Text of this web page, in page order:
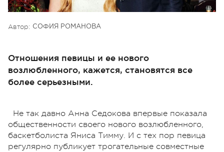
Автор: СОФИЯ РОМАНОВА
Отношения певицы и ее нового
возлюбленного, кажется, становятся все
более серьезными.
Не так давно Анна Седокова впервые показала
общественности своего нового возлюбленного,
баскетболиста Яниса Тимму. И с тех пор певица
регулярно публикует трогательные совместные